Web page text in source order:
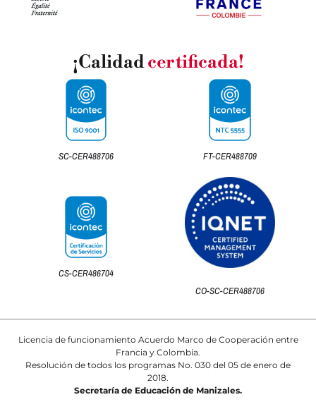
¡Calidadcertificada!
SC-CER488706 FT-CER488709
CS-CER486704
CO-SC-CER488706
Licencia de funcionamiento Acuerdo Marco de Cooperación entre
Francia y Colombia.
Resolución de todos los programas No. 030 del 05 de enero de
2018.
Secretaría de Educación de Manizales.